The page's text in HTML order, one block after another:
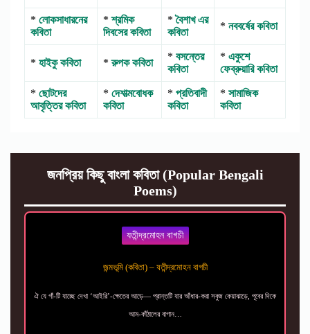
* লোকসাধারনের
কবিতা
*শ্রমিক
দিবসের কবিতা
*বৈশাখ এর
কবিতা
* নববর্ষের কবিতা
* হাইকু কবিতা *রুপক কবিতা
* বসন্তের
কবিতা
* একুশে
ফেব্রুয়ারি কবিতা
* ছোটদের
আবৃত্তির কবিতা
* দেশাত্মবোধক
কবিতা
* প্রতিবাদী
কবিতা
* সামাজিক
কবিতা
জনপ্রিয় কিছু বাংলা কবিতা (Popular Bengali
Poems)
যতীন্দ্রমোহন বাগচী
জন্মভূমি (কবিতা) – যতীন্দ্রমোহন বাগচী
ঐ যে গাঁ-টি যাচ্ছে দেখা ‘আইরি’-ক্ষেতের আড়ে— প্রান্তটি যার আঁধার-করা সবুজ কেয়াঝাড়ে, পূবের দিকে
আম-কাঁঠালের বাগান…